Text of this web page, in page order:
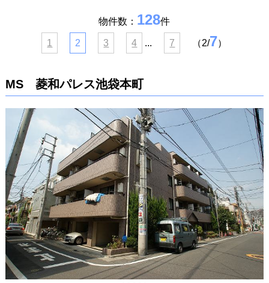
物件数： 128件
1 2 3 4 ... 7 （2/7）
MS 菱和パレス池袋本町